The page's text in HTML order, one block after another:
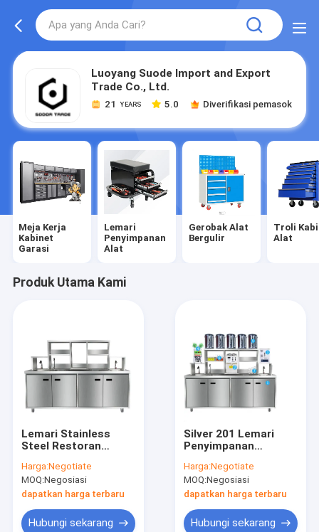
Luoyang Suode Import and Export
Trade Co., Ltd.
21 YEARS 5.0 Diverifikasi pemasok
Meja Kerja
Kabinet
Garasi
Lemari
Penyimpanan
Alat
Gerobak Alat
Bergulir
Troli
Alat
Produk Utama Kami
Lemari Stainless
Steel Restoran
Logam
Harga:Negotiate
MOQ:Negosiasi
dapatkan harga terbaru
Hubungi sekarang
Silver 201 Lemari
Penyimpanan
Harga:Negotiate
MOQ:Negosiasi
dapatkan harga terbaru
Hubungi sekarang